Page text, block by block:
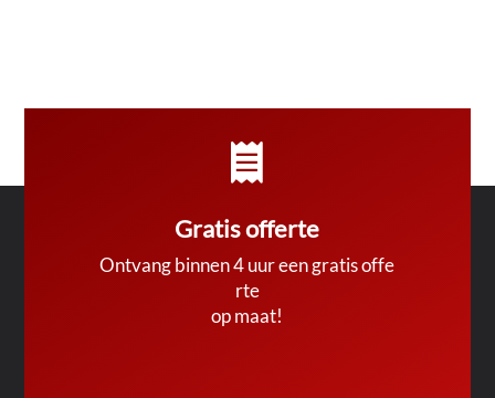

Gratis offerte
Ontvang binnen 4 uur een gratis offe
rte
op maat!